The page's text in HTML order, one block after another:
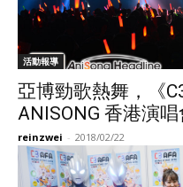
活動報導
亞博勁歌熱舞，《
ANISONG 香港演
reinzwei - 2018/02/22